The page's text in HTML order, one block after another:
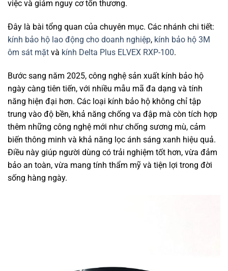
việc và giảm nguy cơ tổn thương.
Đây là bài tổng quan của chuyên mục. Các nhánh chi tiết:
kính bảo hộ lao động cho doanh nghiệp, kính bảo hộ 3M
ôm sát mặt và kính Delta Plus ELVEX RXP-100.
Bước sang năm 2025, công nghệ sản xuất kính bảo hộ
ngày càng tiên tiến, với nhiều mẫu mã đa dạng và tính
năng hiện đại hơn. Các loại kính bảo hộ không chỉ tập
trung vào độ bền, khả năng chống va đập mà còn tích hợp
thêm những công nghệ mới như chống sương mù, cảm
biến thông minh và khả năng lọc ánh sáng xanh hiệu quả.
Điều này giúp người dùng có trải nghiệm tốt hơn, vừa đảm
bảo an toàn, vừa mang tính thẩm mỹ và tiện lợi trong đời
sống hàng ngày.